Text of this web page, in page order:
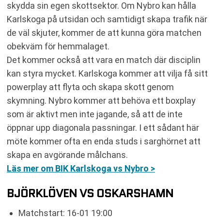
skydda sin egen skottsektor. Om Nybro kan hålla
Karlskoga på utsidan och samtidigt skapa trafik när
de väl skjuter, kommer de att kunna göra matchen
obekväm för hemmalaget.
Det kommer också att vara en match där disciplin
kan styra mycket. Karlskoga kommer att vilja få sitt
powerplay att flyta och skapa skott genom
skymning. Nybro kommer att behöva ett boxplay
som är aktivt men inte jagande, så att de inte
öppnar upp diagonala passningar. I ett sådant här
möte kommer ofta en enda studs i sarghörnet att
skapa en avgörande målchans.
Läs mer om BIK Karlskoga vs Nybro >
BJÖRKLÖVEN VS OSKARSHAMN
Matchstart: 16-01 19:00